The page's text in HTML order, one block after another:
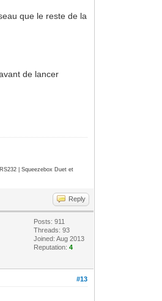
que le reste de la
de lancer
| Squeezebox Duet et
Reply
Posts: 911
Threads: 93
Joined: Aug 2013
Reputation:4
#13